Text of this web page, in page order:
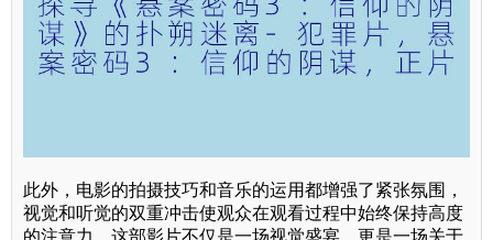
此外，电影的拍摄技巧和音乐的运用都增强了紧张氛围，
视觉和听觉的双重冲击使观众在观看过程中始终保持高度